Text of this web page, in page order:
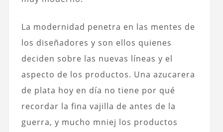
La modernidad penetra en las mentes de
los diseñadores y son ellos quienes
deciden sobre las nuevas líneas y el
aspecto de los productos. Una azucarera
de plata hoy en día no tiene por qué
recordar la fina vajilla de antes de la
guerra, y mucho mniej los productos